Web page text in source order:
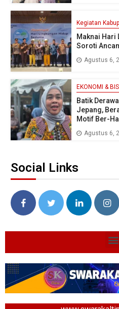
Kegiatan
Maknai Hari
Soroti
Agustus 6,
EKONOMI &
Batik
Jepang,
Motif Ber-
Agustus 6,
Social Links